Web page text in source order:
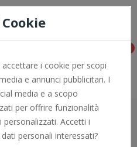
con PayPal - per info +0966
Pompe Acqua
GRAF
i cookie per scopi
e annunci pubblicitari. I
media e a scopo
per offrire funzionalità
personalizzati. Accetti i
personali interessati?